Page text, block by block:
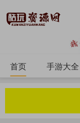
首页 手游大全